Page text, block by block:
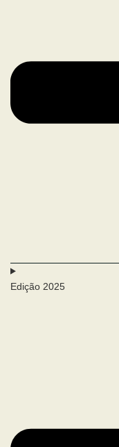
Edição 2025